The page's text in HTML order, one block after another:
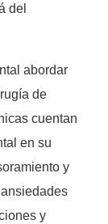
del
abordar
de
cuentan
en su
y
y